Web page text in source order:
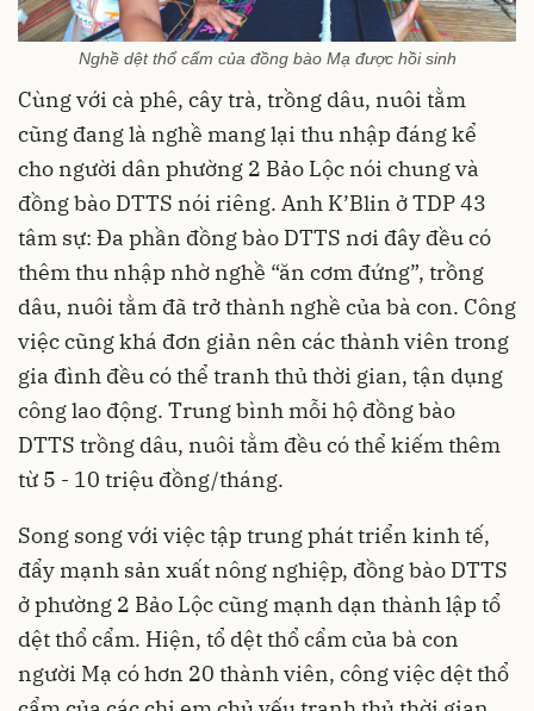
Nghề dệt thổ cẩm của đồng bào Mạ được hồi sinh
Cùng với cà phê, cây trà, trồng dâu, nuôi tằm
cũng đang là nghề mang lại thu nhập đáng kể
cho người dân phường 2 Bảo Lộc nói chung và
đồng bào DTTS nói riêng. Anh K’Blin ở TDP 43
tâm sự: Đa phần đồng bào DTTS nơi đây đều có
thêm thu nhập nhờ nghề “ăn cơm đứng”, trồng
dâu, nuôi tằm đã trở thành nghề của bà con. Công
việc cũng khá đơn giản nên các thành viên trong
gia đình đều có thể tranh thủ thời gian, tận dụng
công lao động. Trung bình mỗi hộ đồng bào
DTTS trồng dâu, nuôi tằm đều có thể kiếm thêm
từ 5 - 10 triệu đồng/tháng.
Song song với việc tập trung phát triển kinh tế,
đẩy mạnh sản xuất nông nghiệp, đồng bào DTTS
ở phường 2 Bảo Lộc cũng mạnh dạn thành lập tổ
dệt thổ cẩm. Hiện, tổ dệt thổ cẩm của bà con
người Mạ có hơn 20 thành viên, công việc dệt thổ